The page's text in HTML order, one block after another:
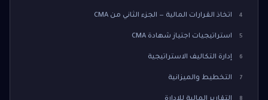
4 اتخاذ القرارات المالية — الجزء الثاني من CMA
5 استراتيجيات اجتياز شهادة CMA
6 إدارة التكاليف الاستراتيجية
7 التخطيط والميزانية